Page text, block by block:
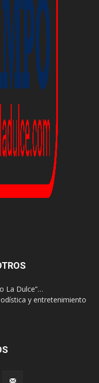
La Dulce”…
y entretenimiento